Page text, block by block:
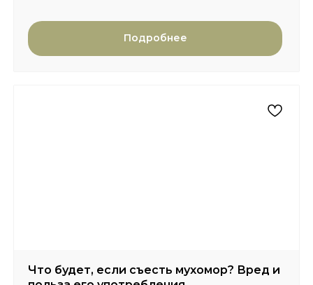
Подробнее
Что будет, если съесть мухомор? Вред и